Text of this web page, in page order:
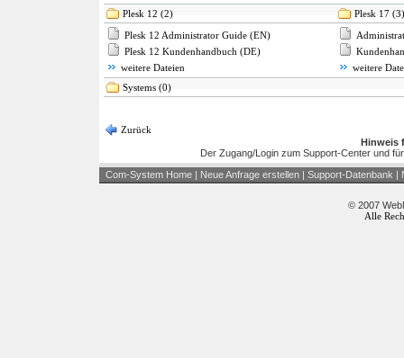
Plesk 12 (2)
Plesk 17 (3)
Plesk 12 Administrator Guide (EN)
Plesk 12 Kundenhandbuch (DE)
weitere Dateien
weitere
Systems (0)
Zurück
Hinweis
Der Zugang/Login zum Support-Center und
Com-System Home | Neue Anfrage erstellen | Support-Datenbank |
© 2007
Alle